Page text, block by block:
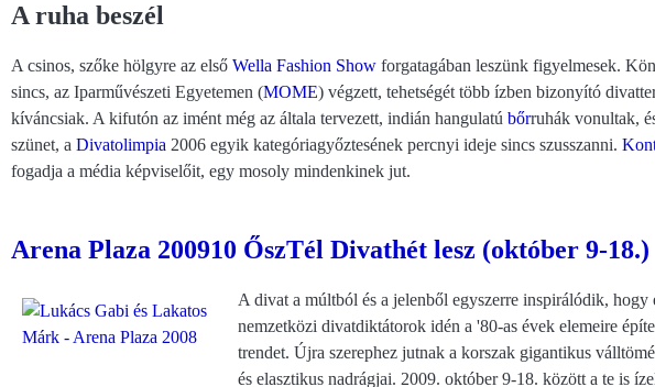
A ruha beszél
A csinos, szőke hölgyre az első Wella Fashion Show forgatagában leszünk figyelmesek.
sincs, az Iparművészeti Egyetemen (MOME) végzett, tehetségét több ízben bizonyító
kíváncsiak. A kifutón az imént még az általa tervezett, indián hangulatú bőrruhák vonultak,
szünet, a Divatolimpia 2006 egyik kategóriagyőztesének percnyi ideje sincs szusszanni.
fogadja a média képviselőit, egy mosoly mindenkinek jut.
Arena Plaza 200910 ŐszTél Divathét lesz (október 9-18.)
A divat a múltból és a jelenből egyszerre inspirálódik,
nemzetközi divatdiktátorok idén a '80-as évek elemeire
trendet. Újra szerephez jutnak a korszak gigantikus
és elasztikus nadrágjai. 2009. október 9-18. között a te is